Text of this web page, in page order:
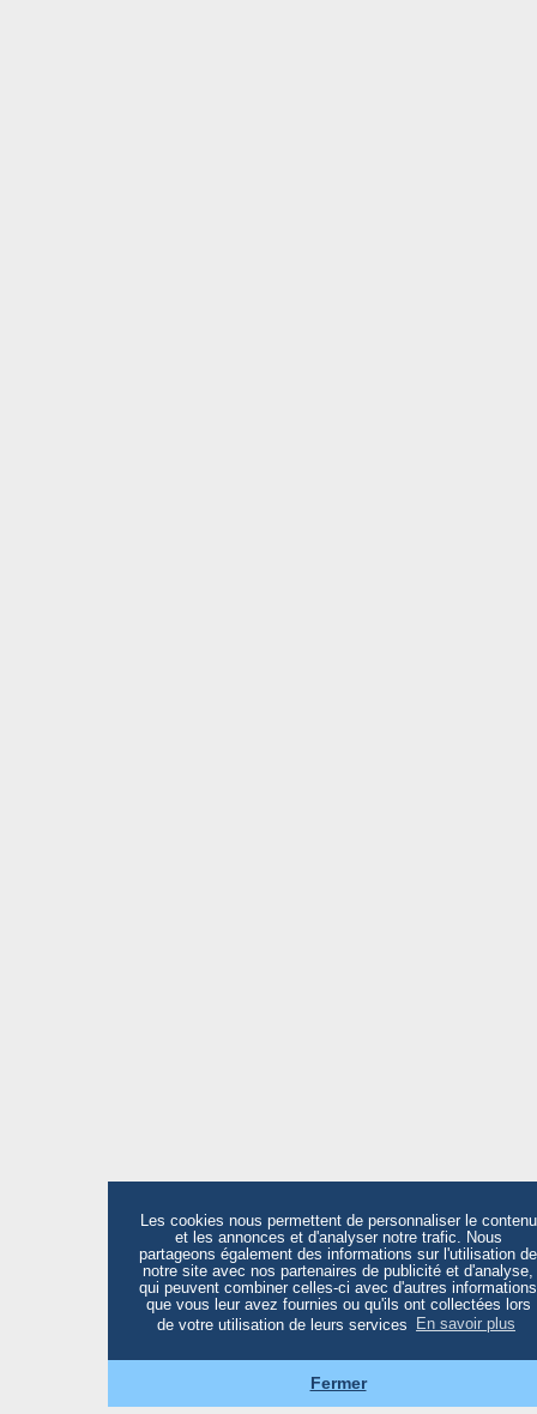
Les cookies nous permettent de personnaliser le contenu
et les annonces et d'analyser notre trafic. Nous
partageons également des informations sur l'utilisation de
notre site avec nos partenaires de publicité et d'analyse,
qui peuvent combiner celles-ci avec d'autres informations
que vous leur avez fournies ou qu'ils ont collectées lors
de votre utilisation de leurs services
En savoir plus
Fermer